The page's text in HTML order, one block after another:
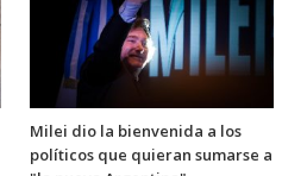
Milei dio la bienvenida a los
políticos que quieran sumarse a